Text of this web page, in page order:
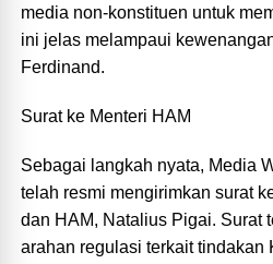
media non-konstituen untuk
ini jelas melampaui
Ferdinand.
Surat ke Menteri HAM
Sebagai langkah nyata, Media
telah resmi mengirimkan surat
dan HAM, Natalius Pigai. Surat
arahan regulasi terkait tindakan